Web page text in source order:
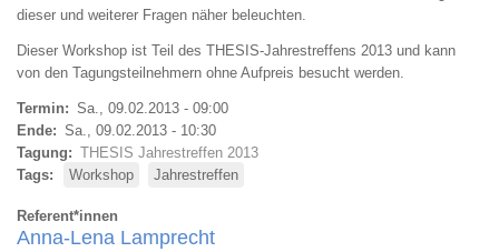
dieser und weiterer Fragen näher beleuchten.
Dieser Workshop ist Teil des THESIS-Jahrestreffens 2013 und kann
von den Tagungsteilnehmern ohne Aufpreis besucht werden.
Termin
Sa., 09.02.2013 - 09:00
Ende
Sa., 09.02.2013 - 10:30
Tagung
THESIS Jahrestreffen 2013
Tags
Workshop Jahrestreffen
Referent*innen
Anna-Lena Lamprecht